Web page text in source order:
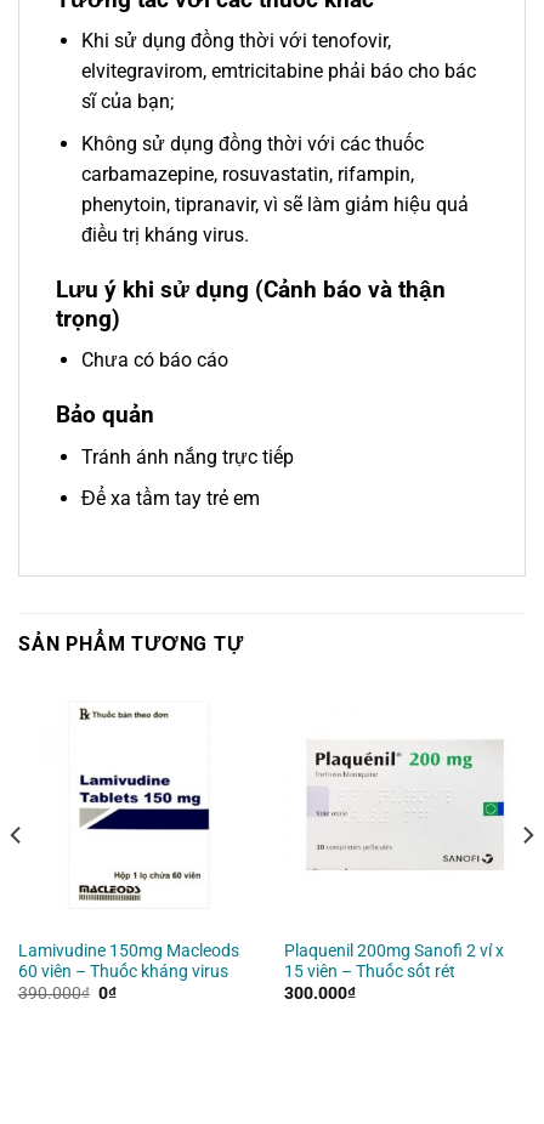
Khi sử dụng đồng thời với tenofovir,
elvitegravirom, emtricitabine phải báo cho bác
sĩ của bạn;
Không sử dụng đồng thời với các thuốc
carbamazepine, rosuvastatin, rifampin,
phenytoin, tipranavir, vì sẽ làm giảm hiệu quả
điều trị kháng virus.
Lưu ý khi sử dụng (Cảnh báo và thận
trọng)
Chưa có báo cáo
Bảo quản
Tránh ánh nắng trực tiếp
Để xa tầm tay trẻ em
SẢN PHẨM TƯƠNG TỰ
Lamivudine 150mg Macleods
60 viên – Thuốc kháng virus
390.000₫ Giá
0₫Giá
Plaquenil 200mg Sanofi 2 vỉ x
15 viên – Thuốc sốt rét
300.000₫